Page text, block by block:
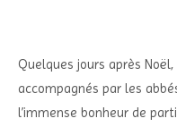
Quelques jours après
accompagnés par les
l’immense bonheur de